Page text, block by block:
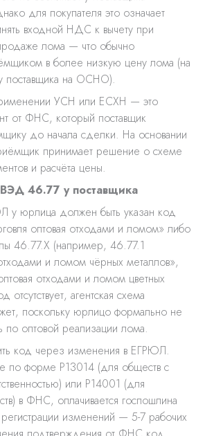
для покупателя это означает
входной НДС к вычету при
лома — что обычно
в более низкую цену лома (на
поставщика на ОСНО).
УСН или ЕСХН — это
от ФНС, который поставщик
до начала сделки. На основании
принимает решение о схеме
и расчёта цены.
46.77 у поставщика
у юрлица должен быть указан код
оптовая отходами и ломом» либо
46.77.X (например, 46.77.1
и ломом чёрных металлов»,
отходами и ломом цветных
отсутствует, агентская схема
поскольку юрлицо формально не
по оптовой реализации лома.
код через изменения в ЕГРЮЛ.
по форме Р13014 (для обществ с
или Р14001 (для
в ФНС, оплачивается госпошлина
изменений — 5-7 рабочих